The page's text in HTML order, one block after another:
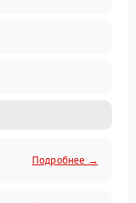
Подробнее →